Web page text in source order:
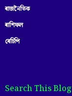
ৰাজনৈতিক
ৰাশিফল
ৰেচিপি
Search This Blog